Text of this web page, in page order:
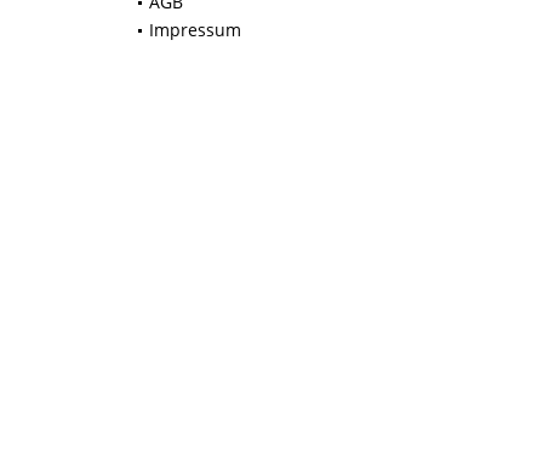
Impressum